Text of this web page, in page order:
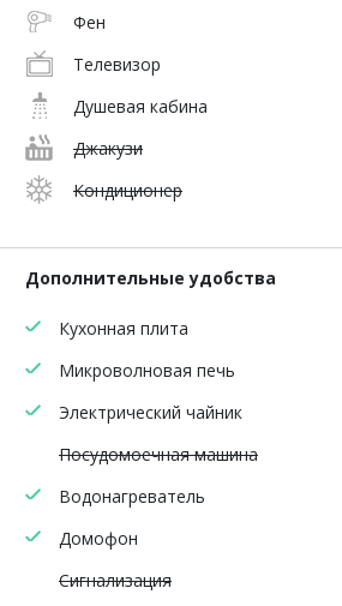
Фен
Телевизор
Душевая кабина
Джакузи
Кондиционер
Дополнительные удобства
Кухонная плита
Микроволновая печь
Электрический чайник
Посудомоечная машина
Водонагреватель
Домофон
Сигнализация